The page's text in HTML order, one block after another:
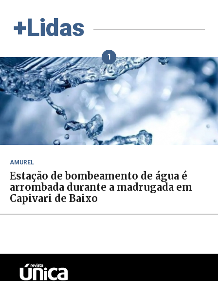
+Lidas
1
AMUREL
Estação de bombeamento de água é
arrombada durante a madrugada em
Capivari de Baixo